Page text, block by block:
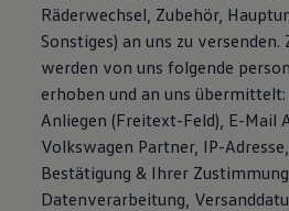
Räderwechsel, Zubehör,
Sonstiges) an uns zu versenden.
werden von uns folgende
erhoben und an uns
Anliegen (Freitext-Feld), E-Mail
Volkswagen Partner, IP-
Bestätigung & Ihrer
Datenverarbeitung,